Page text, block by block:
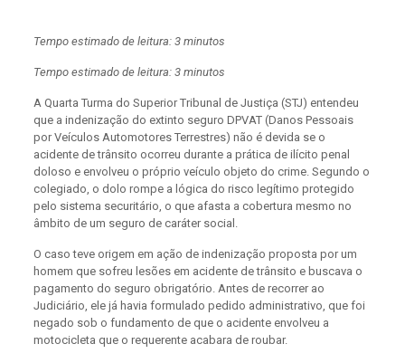
Tempo estimado de leitura: 3 minutos
Tempo estimado de leitura: 3 minutos
A Quarta Turma do Superior Tribunal de Justiça (STJ) entendeu
que a indenização do extinto seguro DPVAT (Danos Pessoais
por Veículos Automotores Terrestres) não é devida se o
acidente de trânsito ocorreu durante a prática de ilícito penal
doloso e envolveu o próprio veículo objeto do crime. Segundo o
colegiado, o dolo rompe a lógica do risco legítimo protegido
pelo sistema securitário, o que afasta a cobertura mesmo no
âmbito de um seguro de caráter social.
O caso teve origem em ação de indenização proposta por um
homem que sofreu lesões em acidente de trânsito e buscava o
pagamento do seguro obrigatório. Antes de recorrer ao
Judiciário, ele já havia formulado pedido administrativo, que foi
negado sob o fundamento de que o acidente envolveu a
motocicleta que o requerente acabara de roubar.